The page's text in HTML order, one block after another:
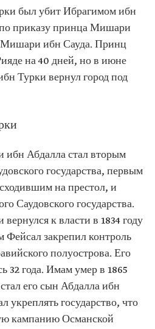
был убит Ибрагимом ибн
приказу принца Мишари
ибн Сауда. Принц
на 40 дней, но в июне
Турки вернул город под
Абдалла стал вторым
государства, первым
на престол, и
Саудовского государства.
к власти в 1834 году
Фейсал закрепил контроль
полуострова. Его
32 года. Имам умер в 1865
его сын Абдалла ибн
государство, что
кампанию Османской